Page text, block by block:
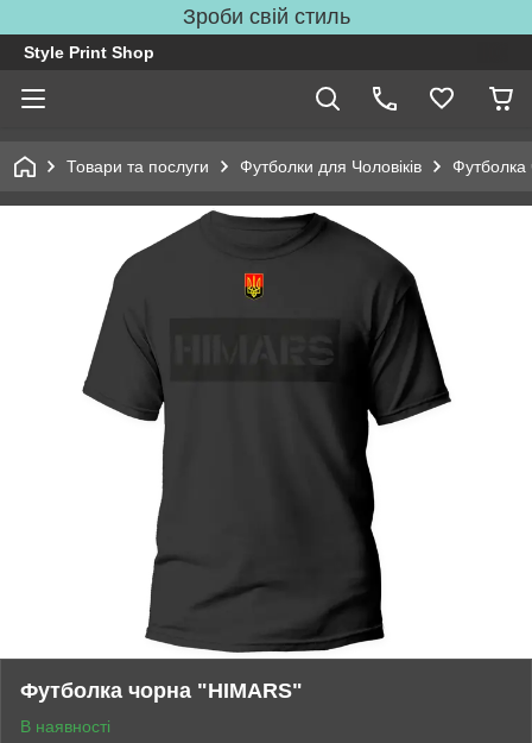
Зроби свій стиль
Style Print Shop
Товари та послуги Футболки для Чоловіків Футболка
Футболка чорна "HIMARS"
В наявності